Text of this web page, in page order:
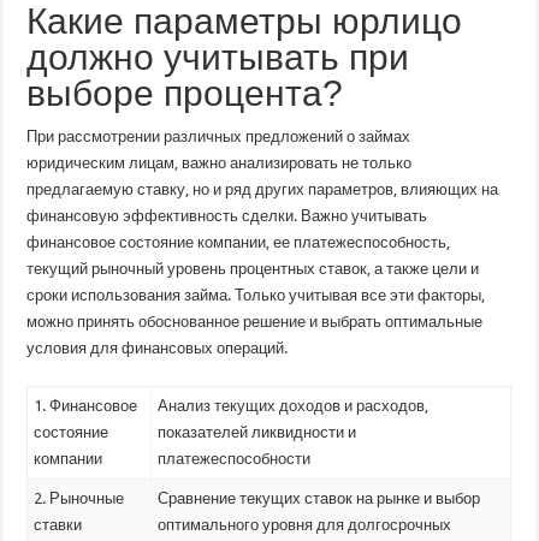
Какие параметры юрлицо
должно учитывать при
выборе процента?
При рассмотрении различных предложений о займах
юридическим лицам, важно анализировать не только
предлагаемую ставку, но и ряд других параметров, влияющих на
финансовую эффективность сделки. Важно учитывать
финансовое состояние компании, ее платежеспособность,
текущий рыночный уровень процентных ставок, а также цели и
сроки использования займа. Только учитывая все эти факторы,
можно принять обоснованное решение и выбрать оптимальные
условия для финансовых операций.
1. Финансовое
состояние
компании
Анализ текущих доходов и расходов,
показателей ликвидности и
платежеспособности
2. Рыночные
ставки
Сравнение текущих ставок на рынке и выбор
оптимального уровня для долгосрочных